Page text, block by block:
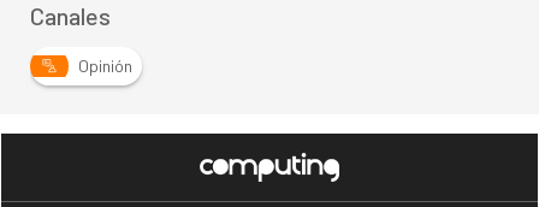
Canales
Opinión